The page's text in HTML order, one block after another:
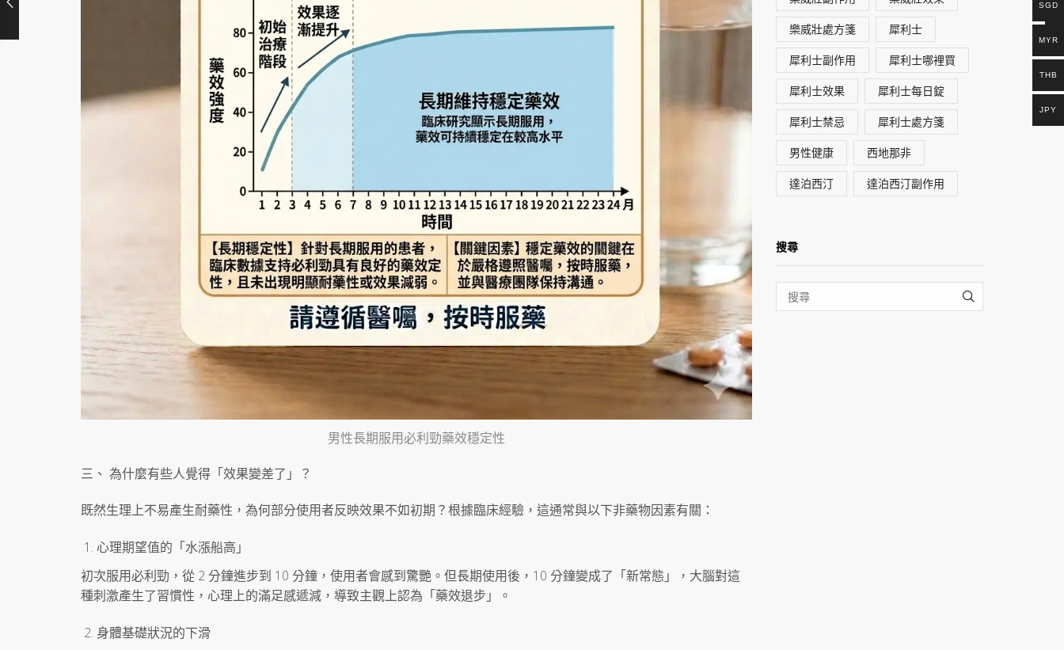
男性長期服用必利勁藥效穩定性
三、 為什麼有些人覺得「效果變差了」？
既然生理上不易產生耐藥性，為何部分使用者反映效果不如初期？根據臨床經驗，這通常與以下非藥物因素有關：
心理期望值的「水漲船高」
初次服用必利勁，從 2 分鐘進步到 10 分鐘，使用者會感到驚艷。但長期使用後，10 分鐘變成了「新常態」，大腦對這
種刺激產生了習慣性，心理上的滿足感遞減，導致主觀上認為「藥效退步」。
身體基礎狀況的下滑
樂威壯處方箋 犀利士
犀利士副作用 犀利士哪裡買
犀利士效果 犀利士每日錠
犀利士禁忌 犀利士處方箋
男性健康 西地那非
達泊西汀 達泊西汀副作用
搜尋
SEARCH
SGD
MYR
THB
JPY